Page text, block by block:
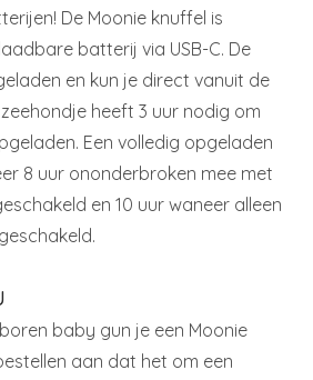
De Moonie knuffel is
batterij via USB-C. De
en kun je direct vanuit de
heeft 3 uur nodig om
Een volledig opgeladen
8 uur ononderbroken mee met
en 10 uur waneer alleen
baby gun je een Moonie
aan dat het om een